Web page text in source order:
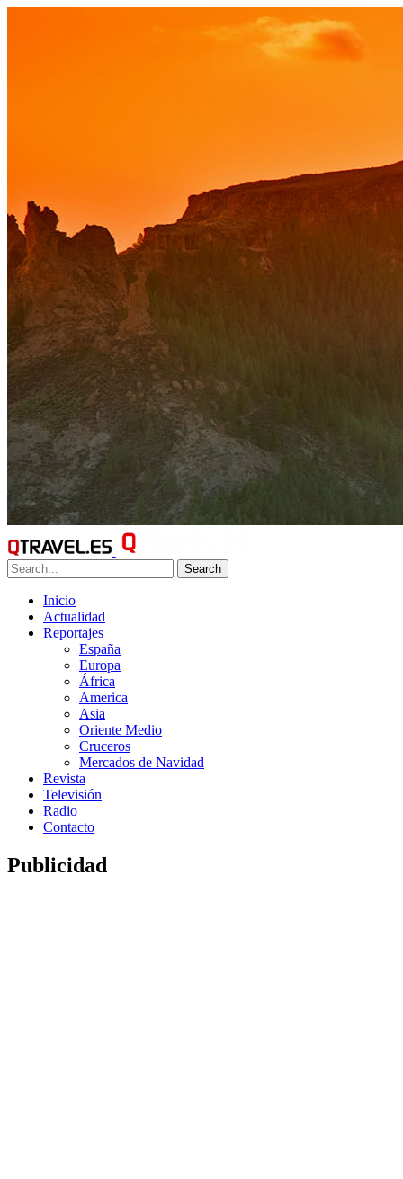
Search
Inicio
Actualidad
Reportajes
España
Europa
África
America
Asia
Oriente Medio
Cruceros
Mercados de Navidad
Revista
Televisión
Radio
Contacto
Publicidad